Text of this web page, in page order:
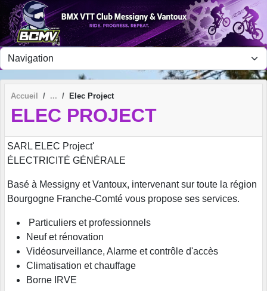
Accueil Elec Project
ELEC PROJECT
SARL ELEC Project'
ÉLECTRICITÉ GÉNÉRALE
Basé à Messigny et Vantoux, intervenant sur toute la région
Bourgogne Franche-Comté vous propose ses services.
Particuliers et professionnels
Neuf et rénovation
Vidéosurveillance, Alarme et contrôle d'accès
Climatisation et chauffage
Borne IRVE
Panneau de gestion des cookies